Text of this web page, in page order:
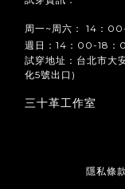
周一~周六： 14：
週日：14：00-18：
試穿地址：台北市大
化5號出口)
三十革工作室
隱私條